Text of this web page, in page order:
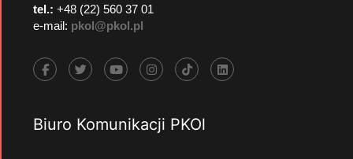
tel.: +48 (22) 560 37 01
e-mail: pkol@pkol.pl
Biuro Komunikacji PKOl